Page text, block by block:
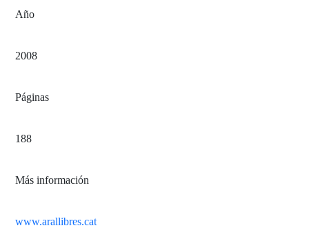
Año
2008
Páginas
188
Más información
www.arallibres.cat